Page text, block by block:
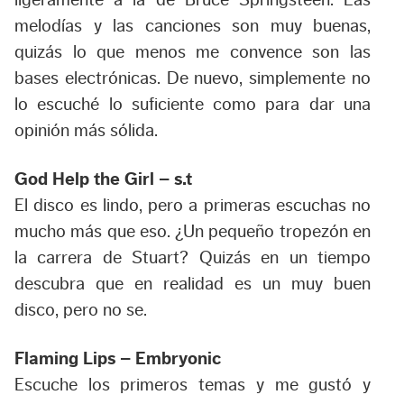
melodías y las canciones son muy buenas,
quizás lo que menos me convence son las
bases electrónicas. De nuevo, simplemente no
lo escuché lo suficiente como para dar una
opinión más sólida.
God Help the Girl – s.t
El disco es lindo, pero a primeras escuchas no
mucho más que eso. ¿Un pequeño tropezón en
la carrera de Stuart? Quizás en un tiempo
descubra que en realidad es un muy buen
disco, pero no se.
Flaming Lips – Embryonic
Escuche los primeros temas y me gustó y